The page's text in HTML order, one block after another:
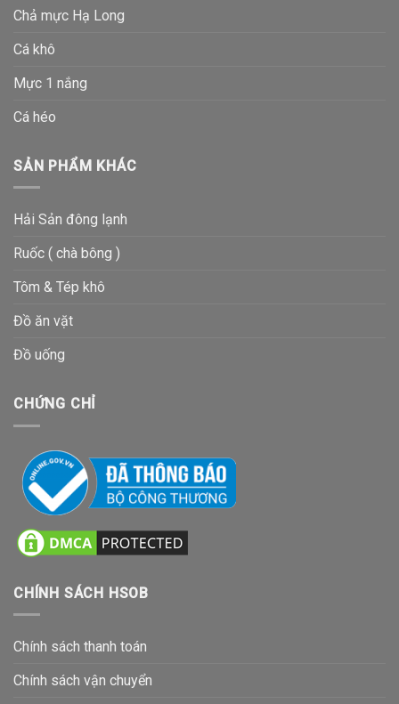
Chả mực Hạ Long
Cá khô
Mực 1 nắng
Cá héo
SẢN PHẨM KHÁC
Hải Sản đông lạnh
Ruốc ( chà bông )
Tôm & Tép khô
Đồ ăn vặt
Đồ uống
CHỨNG CHỈ
CHÍNH SÁCH HSOB
Chính sách thanh toán
Chính sách vận chuyển